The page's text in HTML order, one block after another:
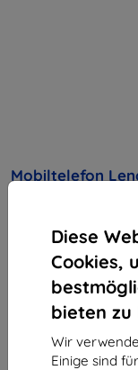
Diese
Cookies,
bieten zu
Wir
Einige sind
Mobiltelefon
Rabatt
209,90 €
188,91 €
ohne MWSt 158,75 €